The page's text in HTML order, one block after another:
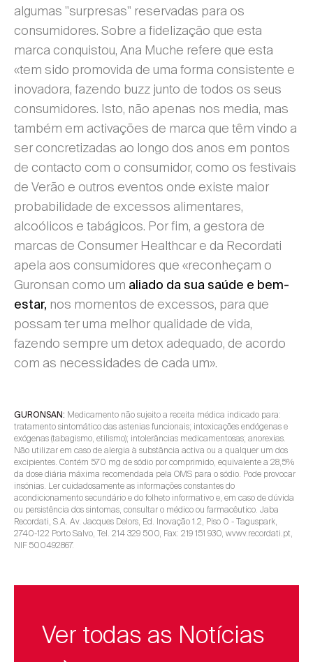
algumas "surpresas" reservadas para os
consumidores. Sobre a fidelização que esta
marca conquistou, Ana Muche refere que esta
«tem sido promovida de uma forma consistente e
inovadora, fazendo buzz junto de todos os seus
consumidores. Isto, não apenas nos media, mas
também em activações de marca que têm vindo a
ser concretizadas ao longo dos anos em pontos
de contacto com o consumidor, como os festivais
de Verão e outros eventos onde existe maior
probabilidade de excessos alimentares,
alcoólicos e tabágicos. Por fim, a gestora de
marcas de Consumer Healthcar e da Recordati
apela aos consumidores que «reconheçam o
Guronsan como um aliado da sua saúde e bem-
estar, nos momentos de excessos, para que
possam ter uma melhor qualidade de vida,
fazendo sempre um detox adequado, de acordo
com as necessidades de cada um».
GURONSAN: Medicamento não sujeito a receita médica indicado para:
tratamento sintomático das astenias funcionais; intoxicações endógenas e
exógenas (tabagismo, etilismo); intolerâncias medicamentosas; anorexias.
Não utilizar em caso de alergia à substância activa ou a qualquer um dos
excipientes. Contém 570 mg de sódio por comprimido, equivalente a 28,5%
da dose diária máxima recomendada pela OMS para o sódio. Pode provocar
insónias. Ler cuidadosamente as informações constantes do
acondicionamento secundário e do folheto informativo e, em caso de dúvida
ou persistência dos sintomas, consultar o médico ou farmacêutico. Jaba
Recordati, S.A. Av. Jacques Delors, Ed. Inovação 1.2, Piso 0 - Taguspark,
2740-122 Porto Salvo, Tel. 214 329 500, Fax: 219 151 930, wvwv.recordati.pt,
NIF 500492867.
Ver todas as Notícias